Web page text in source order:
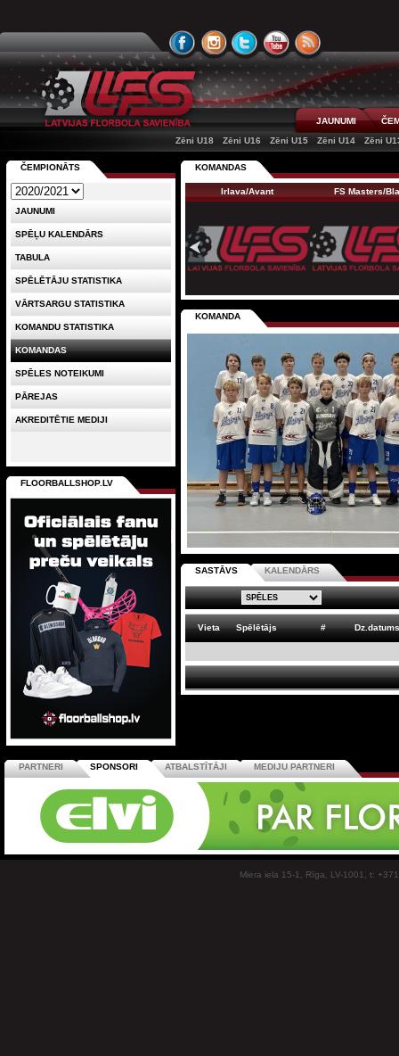
JAUNUMI
Zēni U18
Zēni U16 Zēni U15 Zēni U14 Zēni
KOMANDAS
Irlava/Avant FS Masters/
KOMANDA
SASTĀVS KALENDĀRS
Vieta Spēlētājs # Dz.datums
ČEMPIONĀTS
JAUNUMI
SPĒĻU KALENDĀRS
TABULA
SPĒLĒTĀJU STATISTIKA
VĀRTSARGU STATISTIKA
KOMANDU STATISTIKA
KOMANDAS
SPĒLES NOTEIKUMI
PĀREJAS
AKREDITĒTIE MEDIJI
FLOORBALLSHOP.LV
PARTNERI SPONSORI ATBALSTĪTĀJI MEDIJU PARTNERI
Miera iela 15-1, Rīga, LV-1001, t: